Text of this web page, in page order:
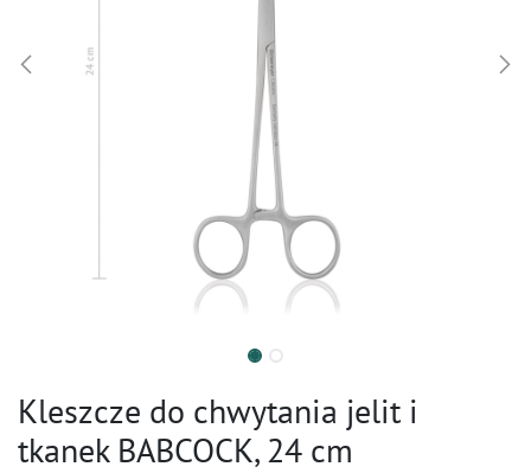
Kleszcze do chwytania jelit i
tkanek BABCOCK, 24 cm